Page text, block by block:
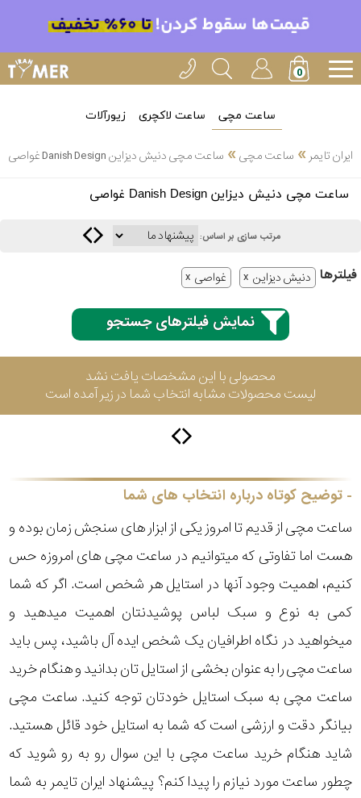
ساعت مچی ساعت لاکچری زیورآلات
ایران تایمر » ساعت مچی» ساعت مچی دنیش دیزاین Danish Design غواصی
ساعت مچی دنیش دیزاین Danish Design غواصی
مرتب سازی بر اساس:
فیلتر‌ها دنیش دیزاین غواصی
نمایش فیلترهای جستجو
محصولی با این مشخصات یافت نشد
لیست محصولات مشابه انتخاب شما در زیر آمده است
توضیح کوتاه درباره انتخاب های شما
ساعت مچی از قدیم تا امروز یکی از ابزار های سنجش زمان بوده و
هست اما تفاوتی که میتوانیم در ساعت مچی های امروزه حس
کنیم، اهمیت وجود آنها در استایل هر شخص است. اگر که شما
کمی به نوع و سبک لباس پوشیدنتان اهمیت میدهید و
میخواهید در نگاه اطرافیان یک شخص ایده آل باشید، پس باید
ساعت مچی را به عنوان بخشی از استایل تان بدانید و هنگام خرید
ساعت مچی به سبک استایل خودتان توجه کنید. ساعت مچی
بیانگر دقت و ارزشی است که شما به استایل خود قائل هستید.
شاید هنگام خرید ساعت مچی با این سوال رو به رو شوید که
چطور ساعت مورد نیازم را پیدا کنم؟ پیشنهاد ایران تایمر به شما
انتخاب
بین 3
3
سیکو
سیتیزن
اورینت
پیلار
لیکوپر
آدیداس
متی
جنسیت
استایل
غواصی